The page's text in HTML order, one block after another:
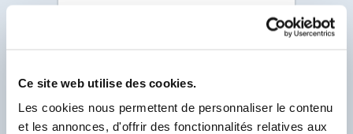
Ce site web utilise des cookies.
Les cookies nous permettent de personnaliser le contenu
et les annonces, d'offrir des fonctionnalités relatives aux
AÉROSOLS
ANTI-ROUILLE - PROTECTION DES SURFACES